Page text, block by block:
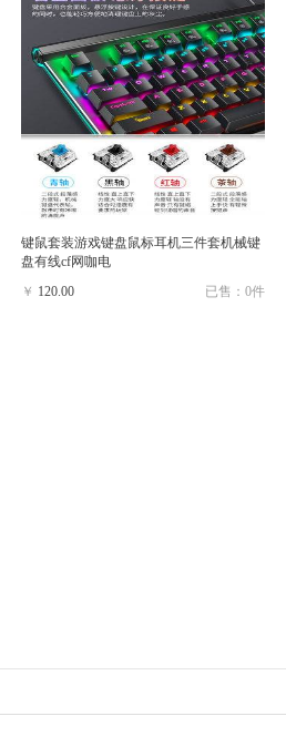
键鼠套装游戏键盘鼠标耳机三件套机械键
盘有线cf网咖电
￥ 120.00 已售：0件